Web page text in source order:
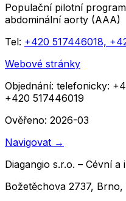
Populační pilotní
abdominální aorty (AAA)
Tel: +420 517446018,
Webové stránky
Objednání: telefonicky:
+420 517446019
Ověřeno: 2026-03
Navigovat →
Diagangio s.r.o. – Cévní
Božetěchova 2737, Brno,